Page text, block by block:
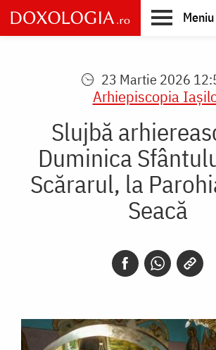
Skip
to
main
Meniu
23 Martie 2026
Arhiepiscopia
Slujbă
Duminica
Scărarul, la
Seacă